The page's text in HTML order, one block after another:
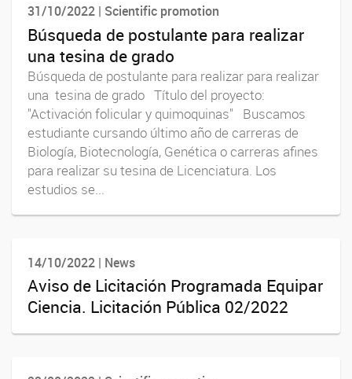
31/10/2022 | Scientific promotion
Búsqueda de postulante para realizar
una tesina de grado
Búsqueda de postulante para realizar para realizar
una tesina de grado Título del proyecto:
"Activación folicular y quimoquinas" Buscamos
estudiante cursando último año de carreras de
Biología, Biotecnología, Genética o carreras afines
para realizar su tesina de Licenciatura. Los
estudios se...
14/10/2022 | News
Aviso de Licitación Programada Equipar
Ciencia. Licitación Pública 02/2022